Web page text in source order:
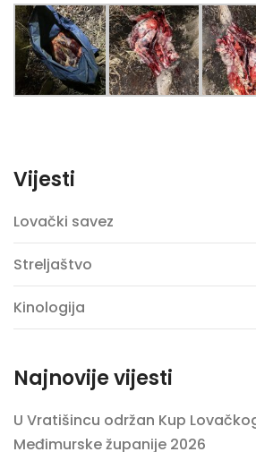
Vijesti
Lovački savez
Streljaštvo
Kinologija
Najnovije vijesti
U Vratišincu održan Kup
Međimurske županije 2026